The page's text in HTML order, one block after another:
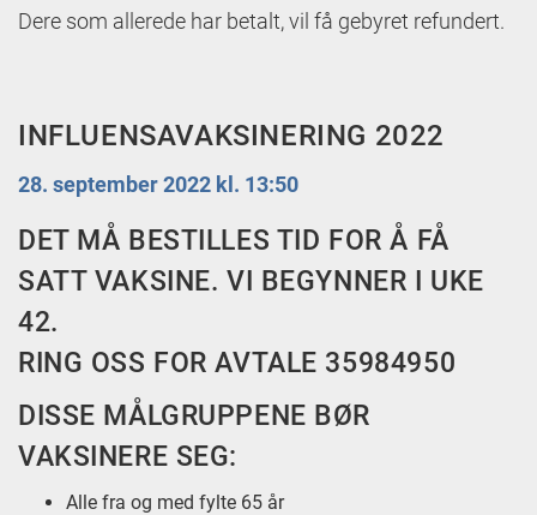
Dere som allerede har betalt, vil få gebyret refundert.
INFLUENSAVAKSINERING 2022
28. september 2022 kl. 13:50
DET MÅ BESTILLES TID FOR Å FÅ
SATT VAKSINE. VI BEGYNNER I UKE
42.
RING OSS FOR AVTALE 35984950
DISSE MÅLGRUPPENE BØR
VAKSINERE SEG:
Alle fra og med fylte 65 år